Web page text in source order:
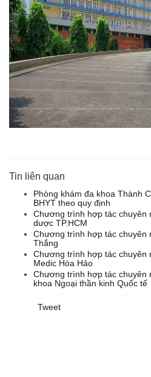
Tin liên quan
Phòng khám đa khoa Thành
BHYT theo quy định
Chương trình hợp tác chuyên
dược TP.HCM
Chương trình hợp tác chuyên
Thắng
Chương trình hợp tác chuyên
Medic Hòa Hảo
Chương trình hợp tác chuyên
khoa Ngoại thần kinh Quốc tế
Tweet